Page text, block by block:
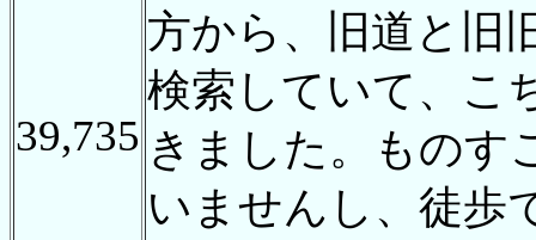
39,735
方から、旧道と旧
検索していて、こ
きました。ものす
いませんし、徒歩